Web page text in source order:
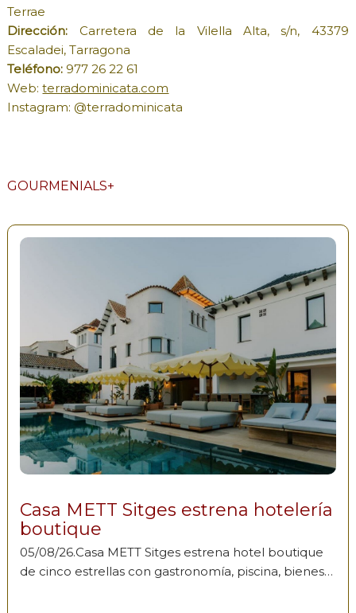
Terrae
Dirección: Carretera de la Vilella Alta, s/n, 43379
Escaladei, Tarragona
Teléfono: 977 26 22 61
Web:terradominicata.com
Instagram: @terradominicata
GOURMENIALS+
Casa METT Sitges estrena hotelería
boutique
05/08/26.Casa METT Sitges estrena hotel boutique
de cinco estrellas con gastronomía, piscina, bienes…